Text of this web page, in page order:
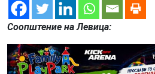
Соопштение на Левица: